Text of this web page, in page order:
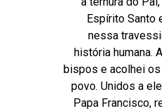
Espírito Santo
nessa
história humana.
bispos e acolhei
povo. Unidos a
Papa Francisco,